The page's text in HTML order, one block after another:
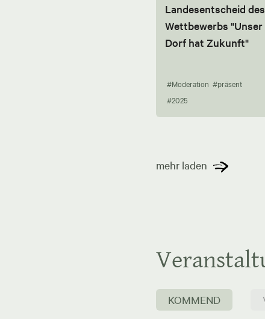
Landesentscheid des
Wettbewerbs "Unser
Dorf hat Zukunft"
#Moderation #präsent
#2025
mehr laden
KOMMEND